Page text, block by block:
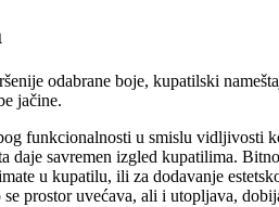
odabrane boje, kupatilski
jačine.
funkcionalnosti u smislu
savremen izgled kupatilima.
u kupatilu, ili za dodavanje
prostor uvećava, ali i utopljava,